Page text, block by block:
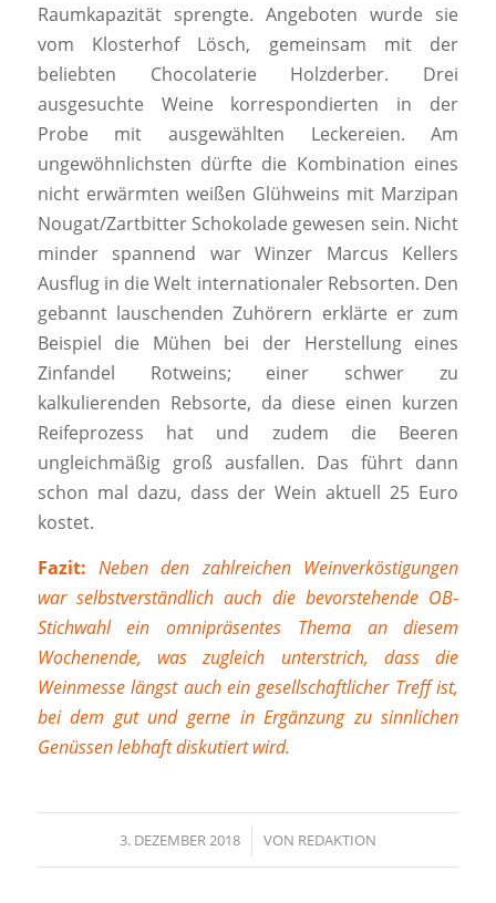
Raumkapazität sprengte. Angeboten wurde sie
vom Klosterhof Lösch, gemeinsam mit der
beliebten Chocolaterie Holzderber. Drei
ausgesuchte Weine korrespondierten in der
Probe mit ausgewählten Leckereien. Am
ungewöhnlichsten dürfte die Kombination eines
nicht erwärmten weißen Glühweins mit Marzipan
Nougat/Zartbitter Schokolade gewesen sein. Nicht
minder spannend war Winzer Marcus Kellers
Ausflug in die Welt internationaler Rebsorten. Den
gebannt lauschenden Zuhörern erklärte er zum
Beispiel die Mühen bei der Herstellung eines
Zinfandel Rotweins; einer schwer zu
kalkulierenden Rebsorte, da diese einen kurzen
Reifeprozess hat und zudem die Beeren
ungleichmäßig groß ausfallen. Das führt dann
schon mal dazu, dass der Wein aktuell 25 Euro
kostet.
Fazit:Neben den zahlreichen Weinverköstigungen
war selbstverständlich auch die bevorstehende OB-
Stichwahl ein omnipräsentes Thema an diesem
Wochenende, was zugleich unterstrich, dass die
Weinmesse längst auch ein gesellschaftlicher Treff ist,
bei dem gut und gerne in Ergänzung zu sinnlichen
Genüssen lebhaft diskutiert wird.
3. DEZEMBER 2018
/ VON REDAKTION